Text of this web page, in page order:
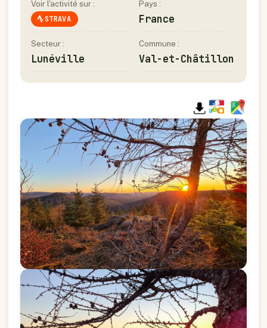
Voir l'activité sur :
STRAVA
Pays :
France
Secteur :
Lunéville
Commune :
Val-et-Châtillon